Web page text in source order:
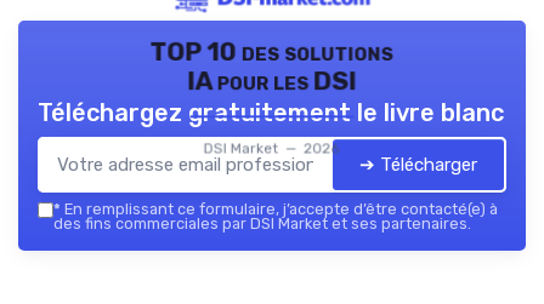
TOP 10 des solutions
IA pour les DSI
DSI Market — 2026
Téléchargez gratuitement le livre blanc
➔ Télécharger
* En remplissant ce formulaire, j’accepte d’être contacté(e) à
des fins commerciales par DSI Market et ses partenaires.